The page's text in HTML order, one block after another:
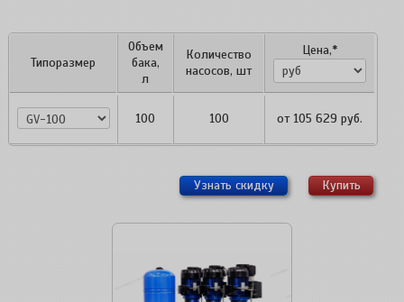
Типоразмер
Объем
бака,
л
Количество
насосов, шт
Цена,*
GV-100 100 100 от 105 629 руб.
Узнать скидку Купить